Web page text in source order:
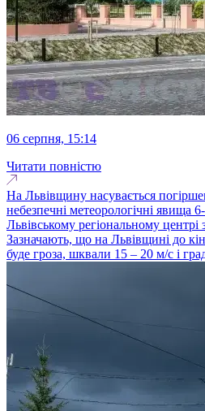
06 серпня, 15:14
Читати повністю
На Львівщину насувається
небезпечні метеорологічні явища
Львівському регіональному центрі
Зазначають, що на Львівщині до
буде гроза, шквали 15 – 20 м/с і